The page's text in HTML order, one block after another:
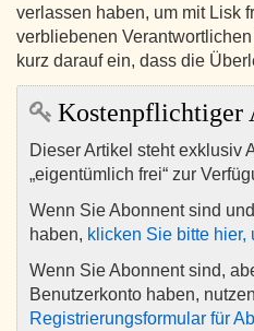
verlassen haben, um mit Lisk
verbliebenen
kurz darauf ein, dass die
Kostenpflichtiger
Dieser Artikel steht exklusiv
„eigentümlich frei“ zur
Wenn Sie Abonnent sind
haben, klicken Sie bitte hier,
Wenn Sie Abonnent sind,
Benutzerkonto haben,
Registrierungsformular für